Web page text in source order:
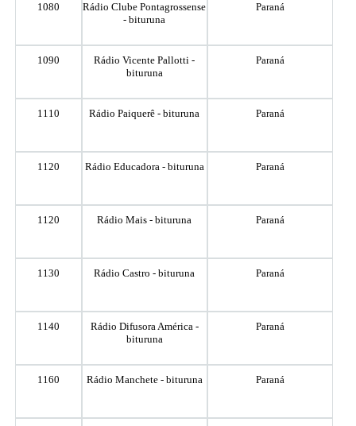
1080
Rádio Clube Pontagrossense
- bituruna
Paraná
1090
Rádio Vicente Pallotti -
bituruna
Paraná
1110 Rádio Paiquerê - bituruna Paraná
1120 Rádio Educadora - bituruna Paraná
1120 Rádio Mais - bituruna Paraná
1130 Rádio Castro - bituruna Paraná
1140
Rádio Difusora América -
bituruna
Paraná
1160 Rádio Manchete - bituruna Paraná